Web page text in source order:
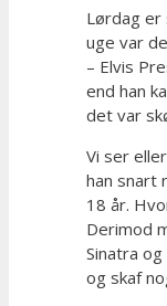
Lørdag er
uge var
– Elvis
end han
det var
Vi ser
han snart
18 år.
Derimod
Sinatra og
og skaf